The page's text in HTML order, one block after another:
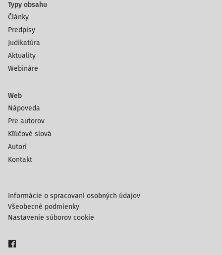
Typy obsahu
Články
Predpisy
Judikatúra
Aktuality
Webináre
Web
Nápoveda
Pre autorov
Kľúčové slová
Autori
Kontakt
Informácie o spracovaní osobných údajov
Všeobecné podmienky
Nastavenie súborov cookie